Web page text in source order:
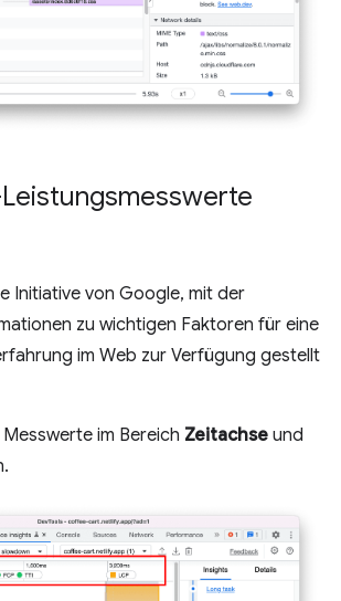
Initiative von Google, mit der
zu wichtigen Faktoren für eine
im Web zur Verfügung gestellt
im Bereich Zeitachse und